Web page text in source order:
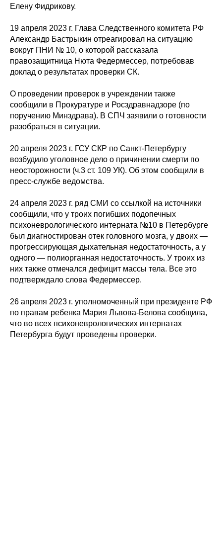
Елену Фидрикову.
19 апреля 2023 г. Глава Следственного комитета РФ
Александр Бастрыкин отреагировал на ситуацию
вокруг ПНИ № 10, о которой рассказала
правозащитница Нюта Федермессер, потребовав
доклад о результатах проверки СК.
О проведении проверок в учреждении также
сообщили в Прокуратуре и Росздравнадзоре (по
поручению Минздрава). В СПЧ заявили о готовности
разобраться в ситуации.
20 апреля 2023 г. ГСУ СКР по Санкт-Петербургу
возбудило уголовное дело о причинении смерти по
неосторожности (ч.3 ст. 109 УК). Об этом сообщили в
пресс-службе ведомства.
24 апреля 2023 г. ряд СМИ со ссылкой на источники
сообщили, что у троих погибших подопечных
психоневрологического интерната №10 в Петербурге
был диагностирован отек головного мозга, у двоих —
прогрессирующая дыхательная недостаточность, а у
одного — полиорганная недостаточность. У троих из
них также отмечался дефицит массы тела. Все это
подтверждало слова Федермессер.
26 апреля 2023 г. уполномоченный при президенте РФ
по правам ребенка Мария Львова-Белова сообщила,
что во всех психоневрологических интернатах
Петербурга будут проведены проверки.